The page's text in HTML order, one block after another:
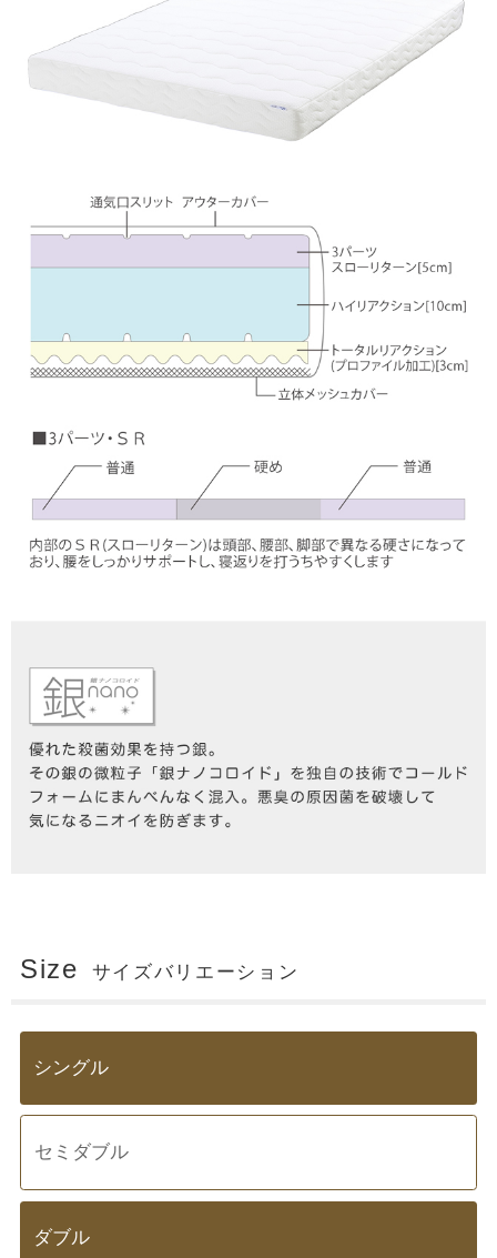
Size サイズバリエーション
シングル
セミダブル
ダブル